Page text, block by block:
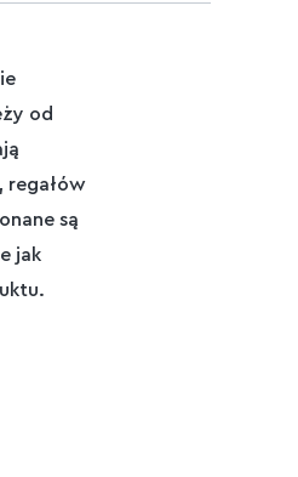
od
regałów
są
jak